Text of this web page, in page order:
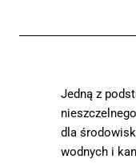
Jedną z
dla
wodnych i